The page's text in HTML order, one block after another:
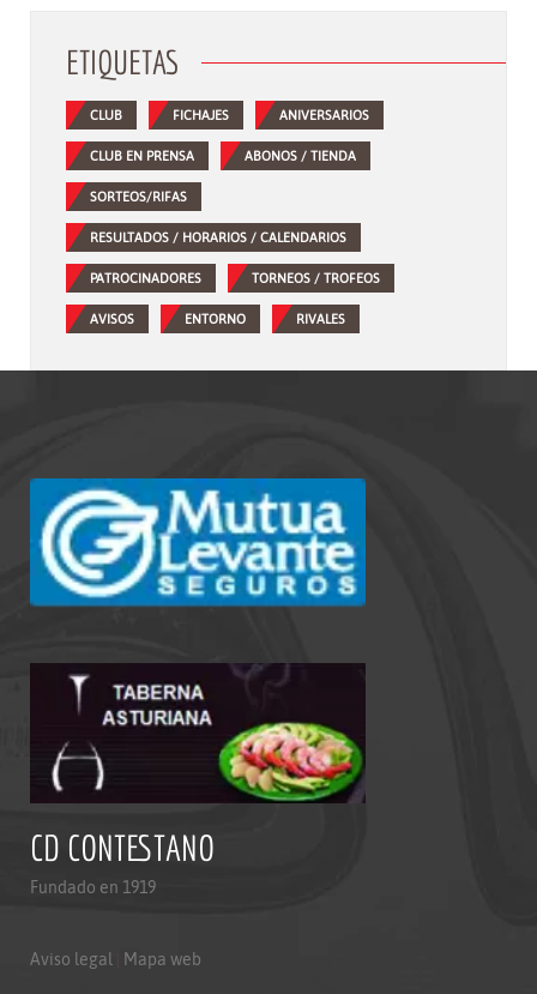
ETIQUETAS
CLUB FICHAJES ANIVERSARIOS
CLUB EN PRENSA ABONOS / TIENDA
SORTEOS/RIFAS
RESULTADOS / HORARIOS / CALENDARIOS
PATROCINADORES TORNEOS / TROFEOS
AVISOS ENTORNO RIVALES
CD CONTESTANO
Fundado en 1919
Aviso legal Mapa web